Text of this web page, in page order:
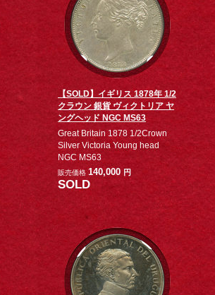
【SOLD】イギリス 1878年 1/2
クラウン 銀貨 ヴィクトリア ヤ
ングヘッド NGC MS63
Great Britain 1878 1/2Crown
Silver Victoria Young head
NGC MS63
販売価格 140,000 円
SOLD